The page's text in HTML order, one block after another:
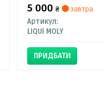
DAIMLER
5 000₴
завтра
Артикул:
LIQUI MOLY
ПРИДБАТИ